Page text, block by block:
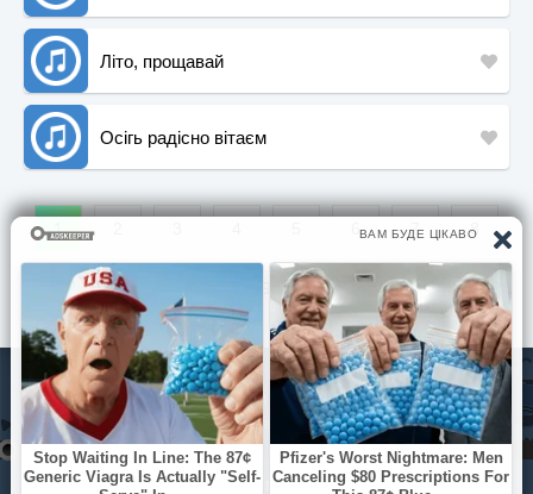
Літо, прощавай
Осігь радісно вітаєм
1 6 7 8
© Pisni.Club 2020 - 2026 З будь-яких питань звертайтесь на
поштуyour.feedback.tpl@gmail.com
Мамин оберіг